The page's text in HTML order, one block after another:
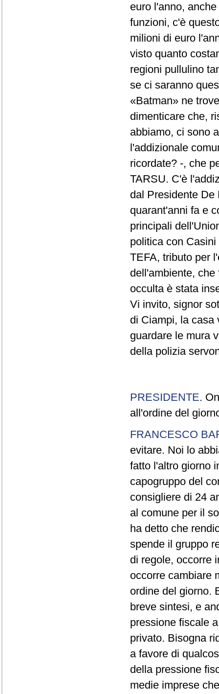
euro l'anno,
funzioni, c'è
milioni di euro
visto quanto
regioni pullulino
se ci saranno
«Batman» ne
dimenticare che,
abbiamo, ci sono
l'addizionale
ricordate? -, che
TARSU. C'è
dal Presidente De
quarant'anni fa e
principali
politica con
TEFA, tributo per
dell'ambiente,
occulta è stata
Vi invito, signor
di Ciampi, la casa
guardare le mura
della polizia
PRESIDENTE.
all'ordine del
FRANCESCO
evitare. Noi lo
fatto l'altro giorno
capogruppo del
consigliere di 24
al comune per il
ha detto che
spende il gruppo
di regole, occorre
occorre cambiare
ordine del giorno.
breve sintesi, e
pressione fiscale
privato. Bisogna
a favore di
della pressione
medie imprese